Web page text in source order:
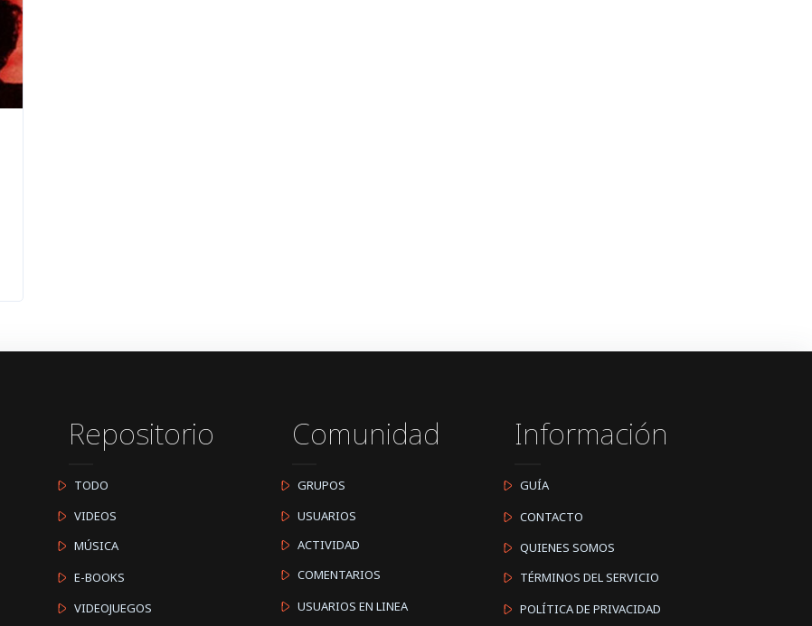
Repositorio
TODO
VIDEOS
MÚSICA
E-BOOKS
VIDEOJUEGOS
Comunidad
GRUPOS
USUARIOS
ACTIVIDAD
COMENTARIOS
USUARIOS EN LINEA
Información
GUÍA
CONTACTO
QUIENES SOMOS
TÉRMINOS DEL SERVICIO
POLÍTICA DE PRIVACIDAD